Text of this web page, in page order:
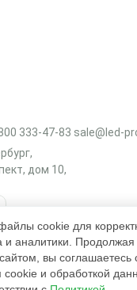
333-47-83 sale@led-
дом 10,
cookie для
и аналитики. Продолжая
вы соглашаетесь
cookie и обработкой